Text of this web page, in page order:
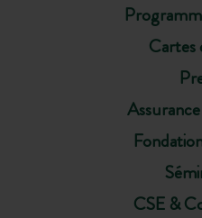
Cartes
CSE &